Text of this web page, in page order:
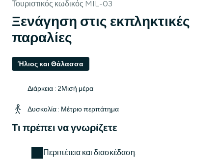
Τουριστικός κωδικός MIL-03
Ξενάγηση στις εκπληκτικές
παραλίες
Ήλιος και Θάλασσα
Διάρκεια : 2Μισή μέρα
Δυσκολία : Μέτριο περπάτημα
Τι πρέπει να γνωρίζετε
Περιπέτεια και διασκέδαση.